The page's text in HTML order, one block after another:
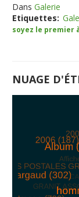
DansGalerie
Etiquettes:
soyez le premier
NUAGE